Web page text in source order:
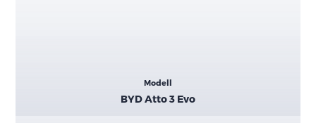
Modell
BYD Atto 3 Evo